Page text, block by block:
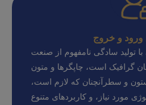
تولید سادگی نامفهوم از صنعت
گرافیک است، چاپگرها و متون
و سطرآنچنان که لازم است،
مورد نیاز، و کاربردهای متنوع